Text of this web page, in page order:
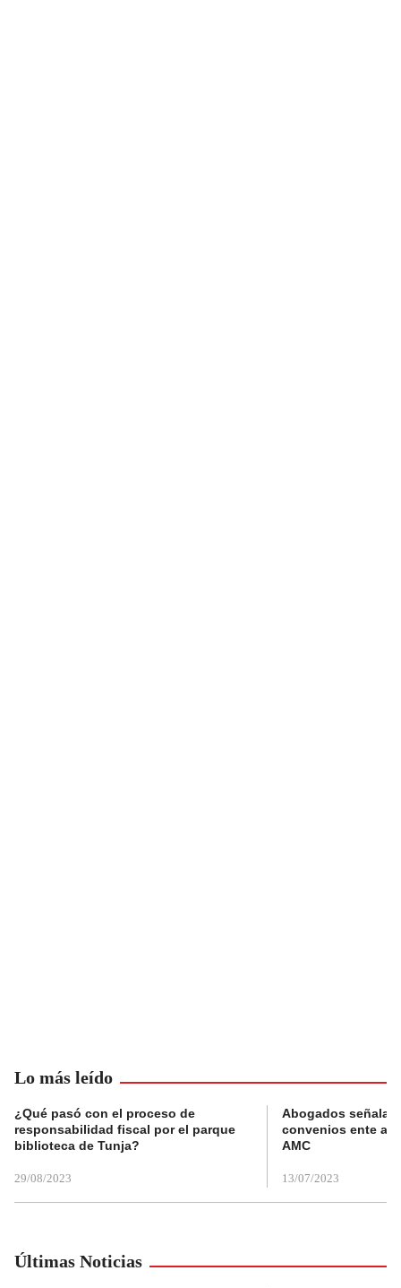
Lo más leído
¿Qué pasó con el proceso de
responsabilidad fiscal por el parque
biblioteca de Tunja?
29/08/2023
Abogados
convenios ente
AMC
13/07/2023
Últimas Noticias